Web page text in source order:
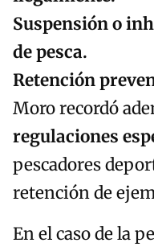
Suspensión o
de pesca.
Retención
Moro recordó
regulaciones
pescadores
retención de
En el caso de la